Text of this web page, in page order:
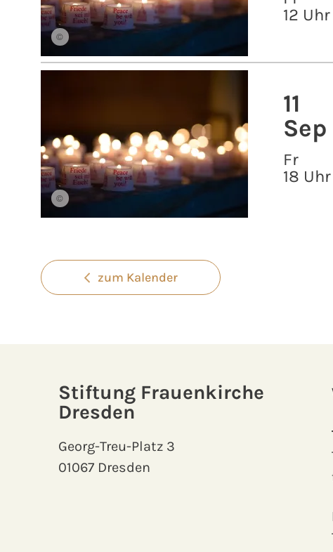
©
12 Uhr
©
11
Sep
Fr
18 Uhr
zum Kalender
Stiftung Frauenkirche
Dresden
Georg-Treu-Platz 3
01067 Dresden